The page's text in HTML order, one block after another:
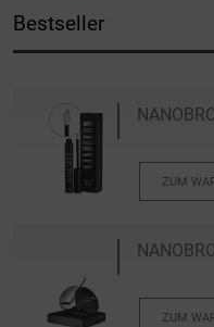
Bestseller
ZUM
ZUM